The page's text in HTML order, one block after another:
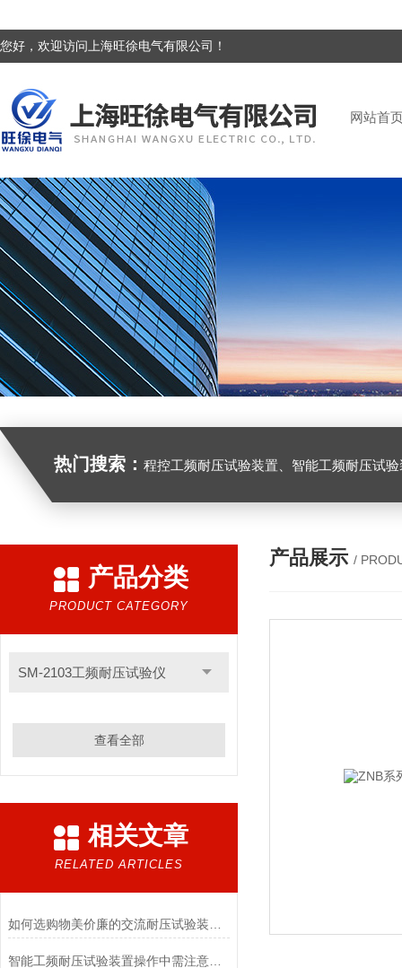
您好，欢迎访问上海旺徐电气有限公司！
网站首
热门搜索： 程控工频耐压试验装置、智能工频耐压试验装置、工频耐压试验装置、工频耐压试验仪、工频耐压试验台、高压耐压试
产品分类
PRODUCT CATEGORY
SM-2103工频耐压试验仪
查看全部
相关文章
RELATED ARTICLES
智能工频耐压试验装置操作中需注意的问题
产品展示 /